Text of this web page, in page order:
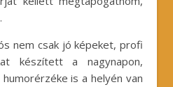
nem csak jó képeket, profi
készített a nagynapon,
is a helyén van